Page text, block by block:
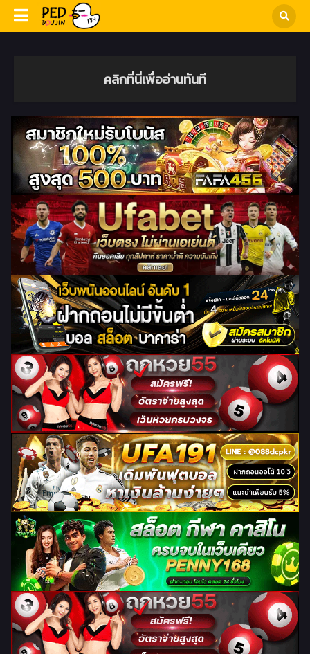
คลิกที่นี่เพื่ออ่านทันที